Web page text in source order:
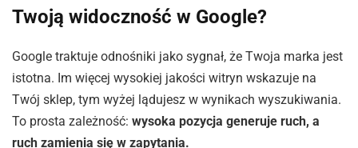
Twoją widoczność w Google?
Google traktuje odnośniki jako sygnał, że Twoja marka jest
istotna. Im więcej wysokiej jakości witryn wskazuje na
Twój sklep, tym wyżej lądujesz w wynikach wyszukiwania.
To prosta zależność: wysoka pozycja generuje ruch, a
ruch zamienia się w zapytania.